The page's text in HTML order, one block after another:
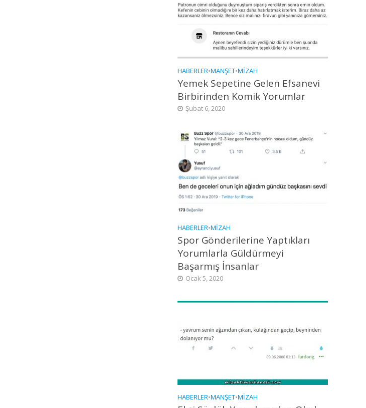
HABERLER•MANŞET•MIZAH
Yemek Sepetine Gelen Efsanevi
Birbirinden Komik Yorumlar
Şubat 6, 2020
HABERLER•MIZAH
Spor Gönderilerine Yaptıkları
Yorumlarla Güldürmeyi
Başarmış İnsanlar
Ocak 5, 2020
HABERLER•MANŞET•MIZAH